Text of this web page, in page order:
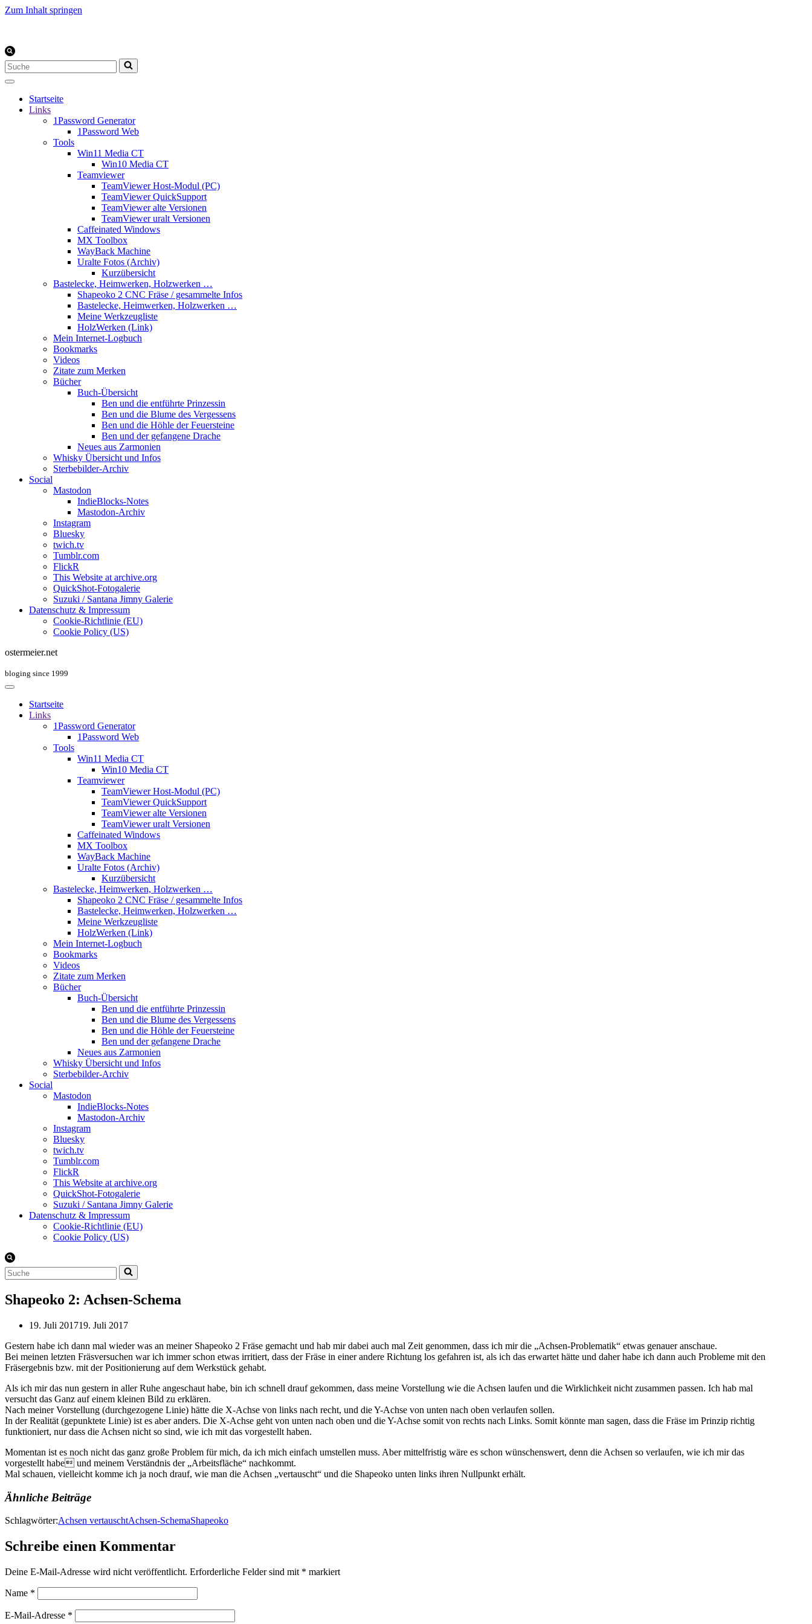
Zum Inhalt springen
Suchen
nach …
Startseite
Links
1Password Generator
1Password Web
Tools
Win11 Media CT
Win10 Media CT
Teamviewer
TeamViewer Host-Modul (PC)
TeamViewer QuickSupport
TeamViewer alte Versionen
TeamViewer uralt Versionen
Caffeinated Windows
MX Toolbox
WayBack Machine
Uralte Fotos (Archiv)
Kurzübersicht
Bastelecke, Heimwerken, Holzwerken …
Shapeoko 2 CNC Fräse / gesammelte Infos
Bastelecke, Heimwerken, Holzwerken …
Meine Werkzeugliste
HolzWerken (Link)
Mein Internet-Logbuch
Bookmarks
Videos
Zitate zum Merken
Bücher
Buch-Übersicht
Ben und die entführte Prinzessin
Ben und die Blume des Vergessens
Ben und die Höhle der Feuersteine
Ben und der gefangene Drache
Neues aus Zarmonien
Whisky Übersicht und Infos
Sterbebilder-Archiv
Social
Mastodon
IndieBlocks-Notes
Mastodon-Archiv
Instagram
Bluesky
twich.tv
Tumblr.com
FlickR
This Website at archive.org
QuickShot-Fotogalerie
Suzuki / Santana Jimny Galerie
Datenschutz & Impressum
Cookie-Richtlinie (EU)
Cookie Policy (US)
ostermeier.net
bloging since 1999
Startseite
Links
1Password Generator
1Password Web
Tools
Win11 Media CT
Win10 Media CT
Teamviewer
TeamViewer Host-Modul (PC)
TeamViewer QuickSupport
TeamViewer alte Versionen
TeamViewer uralt Versionen
Caffeinated Windows
MX Toolbox
WayBack Machine
Uralte Fotos (Archiv)
Kurzübersicht
Bastelecke, Heimwerken, Holzwerken …
Shapeoko 2 CNC Fräse / gesammelte Infos
Bastelecke, Heimwerken, Holzwerken …
Meine Werkzeugliste
HolzWerken (Link)
Mein Internet-Logbuch
Bookmarks
Videos
Zitate zum Merken
Bücher
Buch-Übersicht
Ben und die entführte Prinzessin
Ben und die Blume des Vergessens
Ben und die Höhle der Feuersteine
Ben und der gefangene Drache
Neues aus Zarmonien
Whisky Übersicht und Infos
Sterbebilder-Archiv
Social
Mastodon
IndieBlocks-Notes
Mastodon-Archiv
Instagram
Bluesky
twich.tv
Tumblr.com
FlickR
This Website at archive.org
QuickShot-Fotogalerie
Suzuki / Santana Jimny Galerie
Datenschutz & Impressum
Cookie-Richtlinie (EU)
Cookie Policy (US)
Suchen
nach …
Shapeoko 2: Achsen-Schema
19. Juli 201719. Juli 2017
Gestern habe ich dann mal wieder was an meiner Shapeoko 2 Fräse gemacht und hab mir dabei auch mal Zeit genommen, dass ich mir die „Achsen-Problematik“ etwas genauer anschaue.
Bei meinen letzten Fräsversuchen war ich immer schon etwas irritiert, dass der Fräse in einer andere Richtung los gefahren ist, als ich das erwartet hätte und daher habe ich dann auch Probleme mit den
Fräsergebnis bzw. mit der Positionierung auf dem Werkstück gehabt.
Als ich mir das nun gestern in aller Ruhe angeschaut habe, bin ich schnell drauf gekommen, dass meine Vorstellung wie die Achsen laufen und die Wirklichkeit nicht zusammen passen. Ich hab mal
versucht das Ganz auf einem kleinen Bild zu erklären.
Nach meiner Vorstellung (durchgezogene Linie) hätte die X-Achse von links nach recht, und die Y-Achse von unten nach oben verlaufen sollen.
In der Realität (gepunktete Linie) ist es aber anders. Die X-Achse geht von unten nach oben und die Y-Achse somit von rechts nach Links. Somit könnte man sagen, dass die Fräse im Prinzip richtig
funktioniert, nur dass die Achsen nicht so sind, wie ich mit das vorgestellt haben.
Momentan ist es noch nicht das ganz große Problem für mich, da ich mich einfach umstellen muss. Aber mittelfristig wäre es schon wünschenswert, denn die Achsen so verlaufen, wie ich mir das
vorgestellt habe und meinem Verständnis der „Arbeitsfläche“ nachkommt.
Mal schauen, vielleicht komme ich ja noch drauf, wie man die Achsen „vertauscht“ und die Shapeoko unten links ihren Nullpunkt erhält.
Ähnliche Beiträge
Schlagwörter:Achsen vertauschtAchsen-SchemaShapeoko
Schreibe einen Kommentar
Deine E-Mail-Adresse wird nicht veröffentlicht. Erforderliche Felder sind mit * markiert
Name *
E-Mail-Adresse *